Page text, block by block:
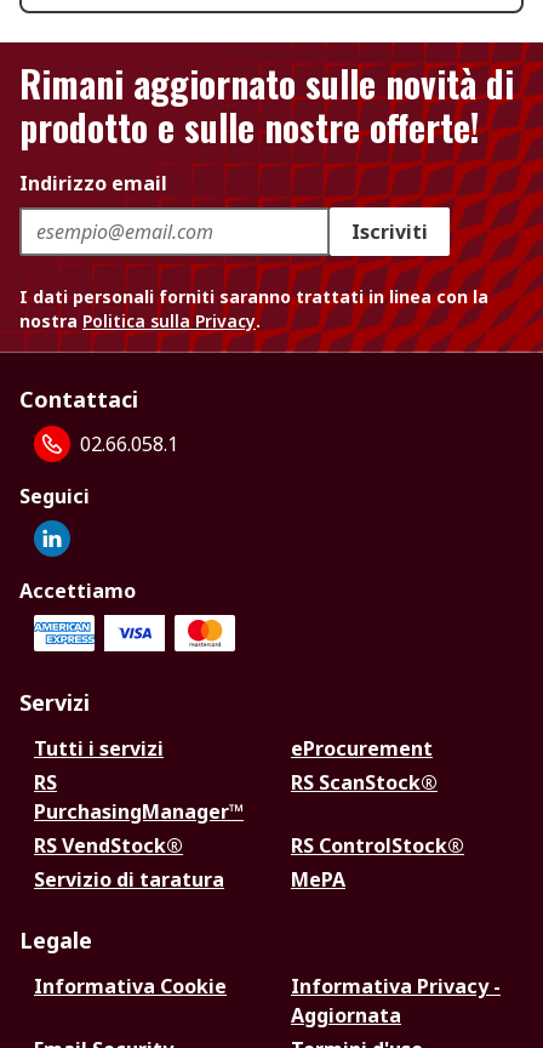
Rimani aggiornato sulle novità di
prodotto e sulle nostre offerte!
Indirizzo email
Iscriviti
I dati personali forniti saranno trattati in linea con la
nostra Politica sulla Privacy.
Contattaci
02.66.058.1
Seguici
Accettiamo
Servizi
Tutti i servizi
eProcurement
RS
PurchasingManager™
RS ScanStock®
RS VendStock®
RS ControlStock®
Servizio di taratura
MePA
Legale
Informativa Cookie
Informativa Privacy -
Aggiornata